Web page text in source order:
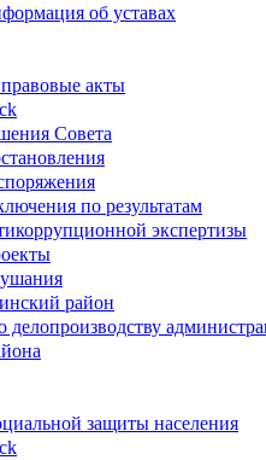
об уставах
акты
Совета
по результатам
экспертизы
район
делопроизводству
защиты населения